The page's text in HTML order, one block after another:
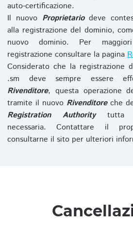
auto-certificazione.
Il nuovo Proprietariodeve
alla registrazione del dominio,
nuovo dominio. Per
registrazione consultare la pagina
Considerato che la registrazione
.sm deve sempre essere
Rivenditore, questa operazione
tramite il nuovo Rivenditoreche
Registration Authoritytutta la
necessaria. Contattare il
consultarne il sito per ulteriori